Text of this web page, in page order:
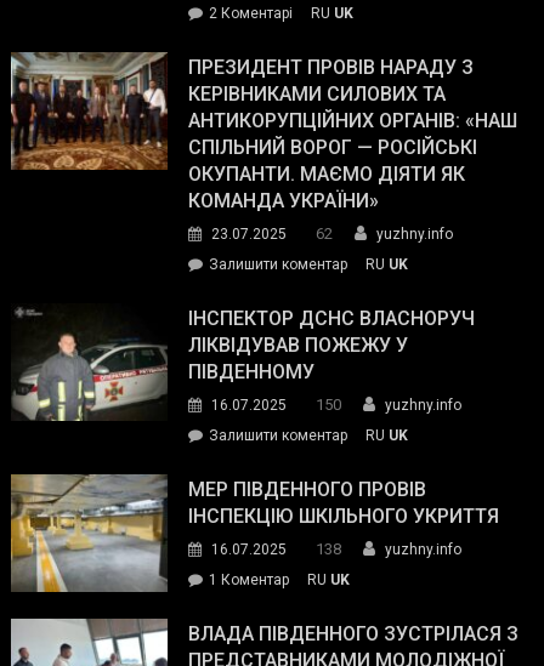
The
Street
Journal.
2 Коментарі
Південному
працівникам
ОПЗ
з
матеріального
резерву
гуманітарну
допомогу
RU UK
ПРЕЗИДЕНТ ПРОВІВ НАРАДУ З
КЕРІВНИКАМИ СИЛОВИХ ТА
АНТИКОРУПЦІЙНИХ ОРГАНІВ: «НАШ
СПІЛЬНИЙ ВОРОГ — РОСІЙСЬКІ
ОКУПАНТИ. МАЄМО ДІЯТИ ЯК
КОМАНДА УКРАЇНИ»
23.07.2025 62
yuzhny.info
Залишити коментарon
провів
нараду
силових
та
органів:
«Наш
спільний
окупанти.
RU UK
ІНСПЕКТОР ДСНС ВЛАСНОРУЧ
ЛІКВІДУВАВ ПОЖЕЖУ У
ПІВДЕННОМУ
16.07.2025 150
yuzhny.info
Залишити коментарon
ДСНС
власноруч
пожежу
у
RU UK
МЕР ПІВДЕННОГО ПРОВІВ
ІНСПЕКЦІЮ ШКІЛЬНОГО УКРИТТЯ
16.07.2025 138
yuzhny.info
1 Коментардо
Південного
провів
RU UK
ВЛАДА ПІВДЕННОГО ЗУСТРІЛАСЯ З
ПРЕДСТАВНИКАМИ МОЛОДІЖНОЇ